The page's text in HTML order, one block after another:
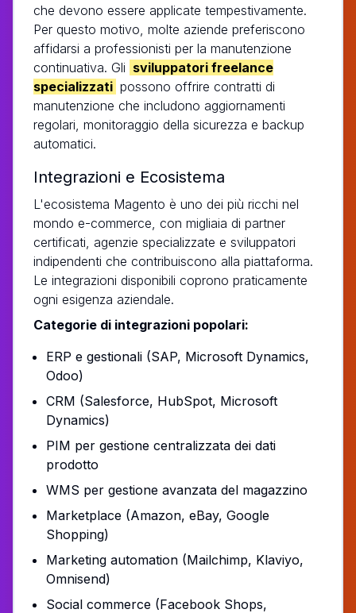
che devono essere applicate tempestivamente.
Per questo motivo, molte aziende preferiscono
affidarsi a professionisti per la manutenzione
continuativa. Gli sviluppatori freelance
specializzati possono offrire contratti di
manutenzione che includono aggiornamenti
regolari, monitoraggio della sicurezza e backup
automatici.
Integrazioni e Ecosistema
L'ecosistema Magento è uno dei più ricchi nel
mondo e-commerce, con migliaia di partner
certificati, agenzie specializzate e sviluppatori
indipendenti che contribuiscono alla piattaforma.
Le integrazioni disponibili coprono praticamente
ogni esigenza aziendale.
Categorie di integrazioni popolari:
ERP e gestionali (SAP, Microsoft Dynamics,
Odoo)
CRM (Salesforce, HubSpot, Microsoft
Dynamics)
PIM per gestione centralizzata dei dati
prodotto
WMS per gestione avanzata del magazzino
Marketplace (Amazon, eBay, Google
Shopping)
Marketing automation (Mailchimp, Klaviyo,
Omnisend)
Social commerce (Facebook Shops,